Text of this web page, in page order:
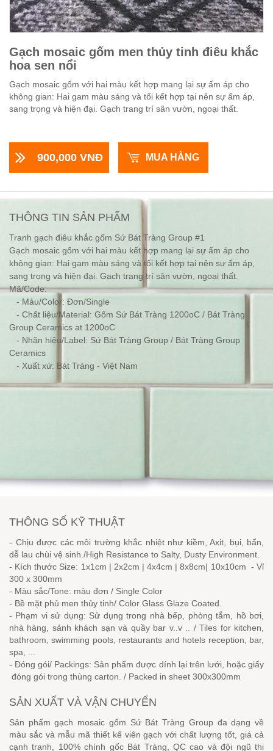
Gạch mosaic gốm men thủy tinh điêu khắc
hoa sen nổi
Gạch mosaic gốm với hai màu kết hợp mang lại sự ấm áp cho
không gian: Hai gam màu sáng và tối kết hợp tại nên sự ấm áp,
sang trọng và hiện đại. Gạch trang trí sân vườn, ngoại thất.
900,000 VNĐ MUA HÀNG
THÔNG TIN SẢN PHẨM
Tranh gạch điêu khắc gốm Sứ Bát Tràng Group #1
Gạch mosaic gốm với hai màu kết hợp mang lại sự ấm áp cho
không gian: Hai gam màu sáng và tối kết hợp tại nên sự ấm áp,
sang trọng và hiện đại. Gạch trang trí sân vườn, ngoại thất.
Mã/Code:
- Màu/Color: Đơn/Single
- Chất liệu/Material: Gốm Sứ Bát Tràng 1200oC / Bát Tràng
Group Ceramics at 1200oC
- Nhãn hiệu/Label: Sứ Bát Tràng Group / Bát Tràng Group
Ceramics
- Xuất xứ: Bát Tràng - Việt Nam
THÔNG SỐ KỸ THUẬT
- Chịu được các môi trường khắc nhiệt như kiềm, Axit, bụi, bẩn,
dễ lau chùi vệ sinh./High Resistance to Salty, Dusty Environment.
- Kích thước Size: 1x1cm | 2x2cm | 4x4cm | 8x8cm| 10x10cm - Vỉ
300 x 300mm
- Màu sắc/Tone: màu đơn / Single Color
- Bề mặt phủ men thủy tinh/ Color Glass Glaze Coated.
- Phạm vi sử dụng: Sử dụng trong nhà bếp, phòng tắm, hồ bơi,
nhà hàng, sảnh khách sạn và quầy bar v..v .. / Tiles for kitchen,
bathroom, swimming pools, restaurants and hotels reception, bar,
spa, ...
- Đóng gói/ Packings: Sản phẩm được dính lại trên lưới, hoặc giấy
đóng gói trong thùng carton. / Packed in sheet 300x300mm
SẢN XUẤT VÀ VẬN CHUYỂN
Sản phẩm gạch mosaic gốm Sứ Bát Tràng Group đa dạng về
màu sắc và mẫu mã thiết kế viên gạch với chất lượng tốt, giá cả
cạnh tranh, 100% chính gốc Bát Tràng, QC cao và đội ngũ thi